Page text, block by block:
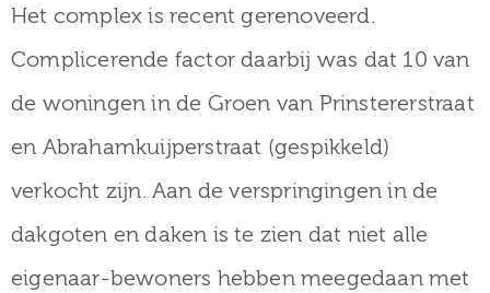
Het complex is recent gerenoveerd.
Complicerende factor daarbij was dat 10 van
de woningen in de Groen van Prinstererstraat
en Abrahamkuijperstraat (gespikkeld)
verkocht zijn. Aan de verspringingen in de
dakgoten en daken is te zien dat niet alle
eigenaar-bewoners hebben meegedaan met